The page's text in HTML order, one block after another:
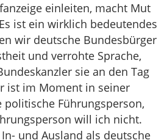
einleiten, macht Mut
ist ein wirklich bedeutendes
wir deutsche Bundesbürger
und verrohte Sprache,
sie an den Tag
ist im Moment in seiner
Führungsperson,
will ich nicht.
und Ausland als deutsche